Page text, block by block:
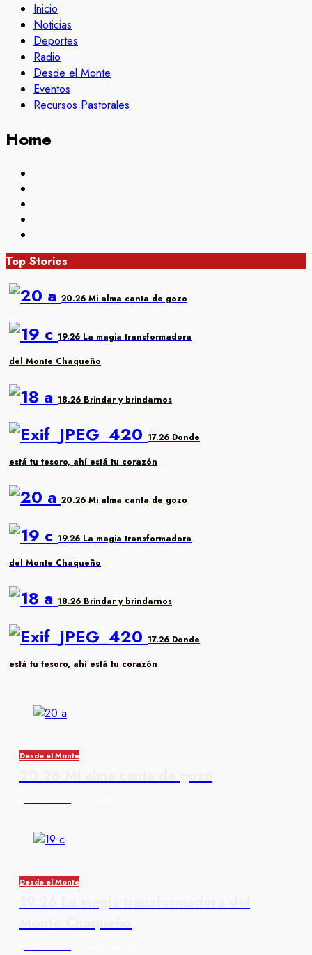
Inicio
Noticias
Deportes
Radio
Desde el Monte
Eventos
Recursos Pastorales
Home
Top Stories
20.26 Mi alma canta de gozo
19.26 La magia transformadora
del Monte Chaqueño
18.26 Brindar y brindarnos
17.26 Donde
está tu tesoro, ahí está tu corazón
20.26 Mi alma canta de gozo
19.26 La magia transformadora
del Monte Chaqueño
18.26 Brindar y brindarnos
17.26 Donde
está tu tesoro, ahí está tu corazón
Desde el Monte
20.26 Mi alma canta de gozo
Desde el Monte
19.26 La magia transformadora del
Monte Chaqueño